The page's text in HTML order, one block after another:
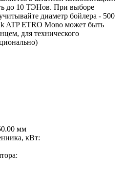
до 10 ТЭНов. При выборе
диаметр бойлера - 500
ATP ETRO Mono может быть
для технического
мм
кВт: